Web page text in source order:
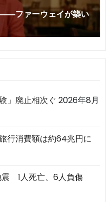
」廃止相次ぐ 2026年8月
行消費額は約64兆円に
震 1人死亡、6人負傷